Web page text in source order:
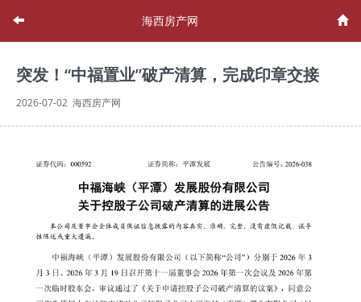
海西房产网
突发！“中福置业”破产清算，完成印章交接
2026-07-02 海西房产网